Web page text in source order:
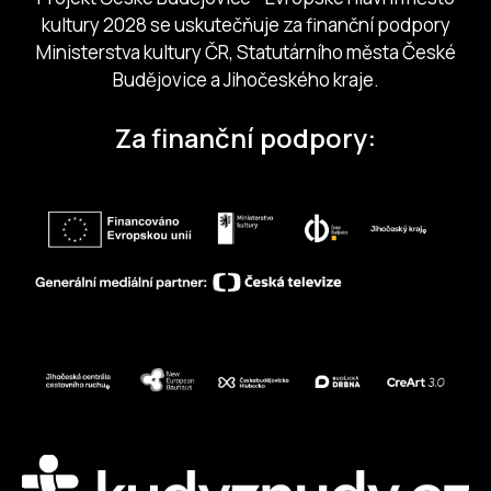
kultury 2028 se uskutečňuje za finanční podpory
Ministerstva kultury ČR, Statutárního města České
Budějovice a Jihočeského kraje.
Za finanční podpory: